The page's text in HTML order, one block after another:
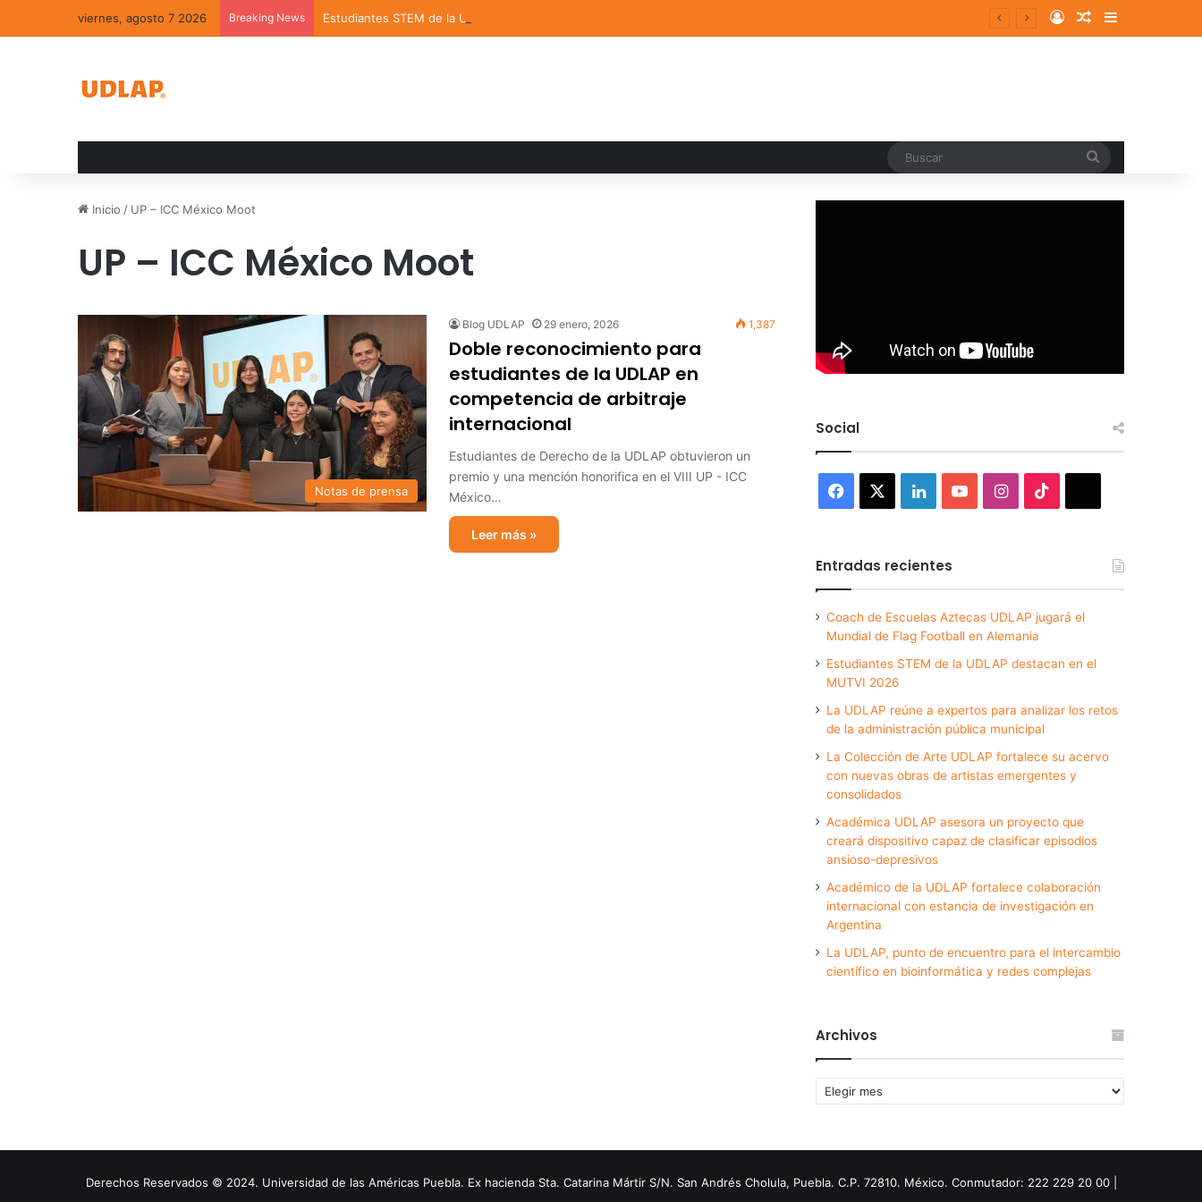
viernes, agosto 7 2026 Breaking News Estudiantes STEM de la UDLAP destacan en el MUTVI 2026 Log InRandom Article
Sidebar
Inicio / UP – ICC México Moot
UP – ICC México Moot
Notas de prensa
Blog UDLAP 29 enero, 2026 1,387
Doble reconocimiento para
estudiantes de la UDLAP en
competencia de arbitraje
internacional
Estudiantes de Derecho de la UDLAP obtuvieron un
premio y una mención honorifica en el VIII UP - ICC
México…
Leer más »
Social
Facebook LinkedInYouTubeInstagram
Entradas recientes
Coach de Escuelas Aztecas UDLAP jugará el
Mundial de Flag Football en Alemania
Estudiantes STEM de la UDLAP destacan en el
MUTVI 2026
La UDLAP reúne a expertos para analizar los retos
de la administración pública municipal
La Colección de Arte UDLAP fortalece su acervo
con nuevas obras de artistas emergentes y
consolidados
Académica UDLAP asesora un proyecto que
creará dispositivo capaz de clasificar episodios
ansioso-depresivos
Académico de la UDLAP fortalece colaboración
internacional con estancia de investigación en
Argentina
La UDLAP, punto de encuentro para el intercambio
científico en bioinformática y redes complejas
Archivos
Archivos
Derechos Reservados © 2024. Universidad de las Américas Puebla. Ex hacienda Sta. Catarina Mártir S/N. San Andrés Cholula, Puebla. C.P. 72810. México. Conmutador: 222 229 20 00 |